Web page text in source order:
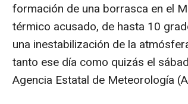
formación de una borrasca en el
térmico acusado, de hasta 10
una inestabilización de la
tanto ese día como quizás el
Agencia Estatal de Meteorología